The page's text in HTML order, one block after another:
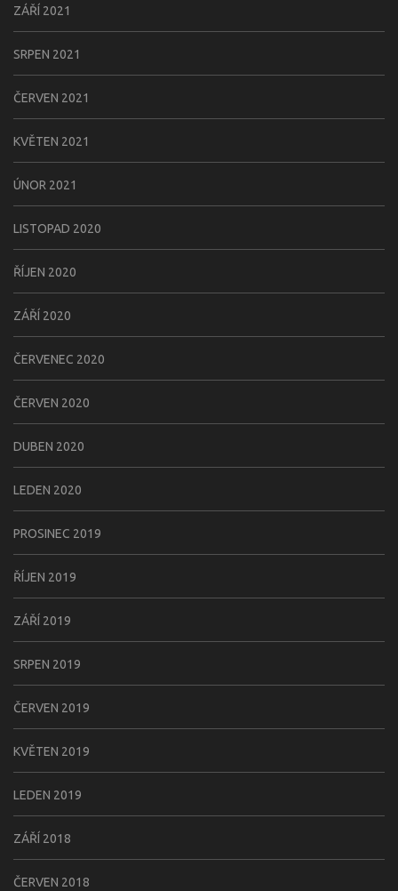
ZÁŘÍ 2021
SRPEN 2021
ČERVEN 2021
KVĚTEN 2021
ÚNOR 2021
LISTOPAD 2020
ŘÍJEN 2020
ZÁŘÍ 2020
ČERVENEC 2020
ČERVEN 2020
DUBEN 2020
LEDEN 2020
PROSINEC 2019
ŘÍJEN 2019
ZÁŘÍ 2019
SRPEN 2019
ČERVEN 2019
KVĚTEN 2019
LEDEN 2019
ZÁŘÍ 2018
ČERVEN 2018